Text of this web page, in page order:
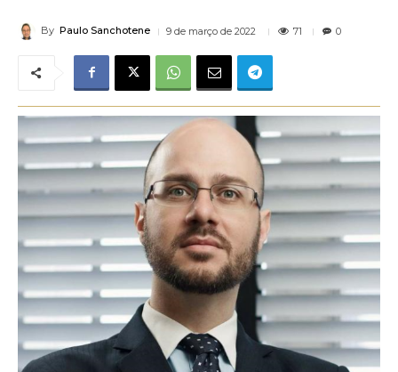
By Paulo Sanchotene 9 de março de 2022 71 0